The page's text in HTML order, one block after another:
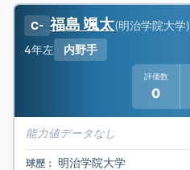
C- 福島 颯太(明治学院大学)
4年左 内野手
評価数
0
能力値データなし
球歴： 明治学院大学